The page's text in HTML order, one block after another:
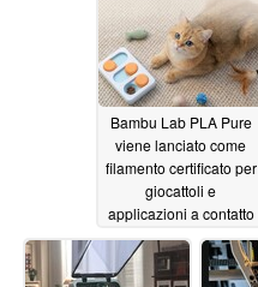
Bambu Lab PLA Pure
viene lanciato come
filamento certificato per
giocattoli e
applicazioni a contatto
con gli alimenti
06/17/2026